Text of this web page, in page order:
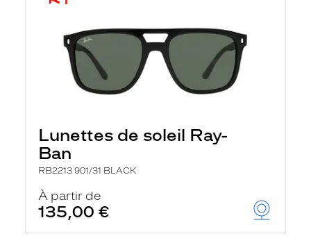
Lunettes de soleil Ray-
Ban
RB2213 901/31 BLACK
À partir de
135,00 €